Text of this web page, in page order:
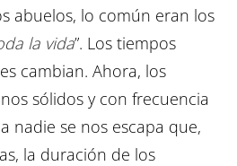
abuelos, lo común eran los
la vida”. Los tiempos
cambian. Ahora, los
sólidos y con frecuencia
nadie se nos escapa que,
la duración de los